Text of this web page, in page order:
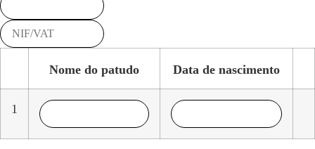
Nome do patudo Data de nascimento
1